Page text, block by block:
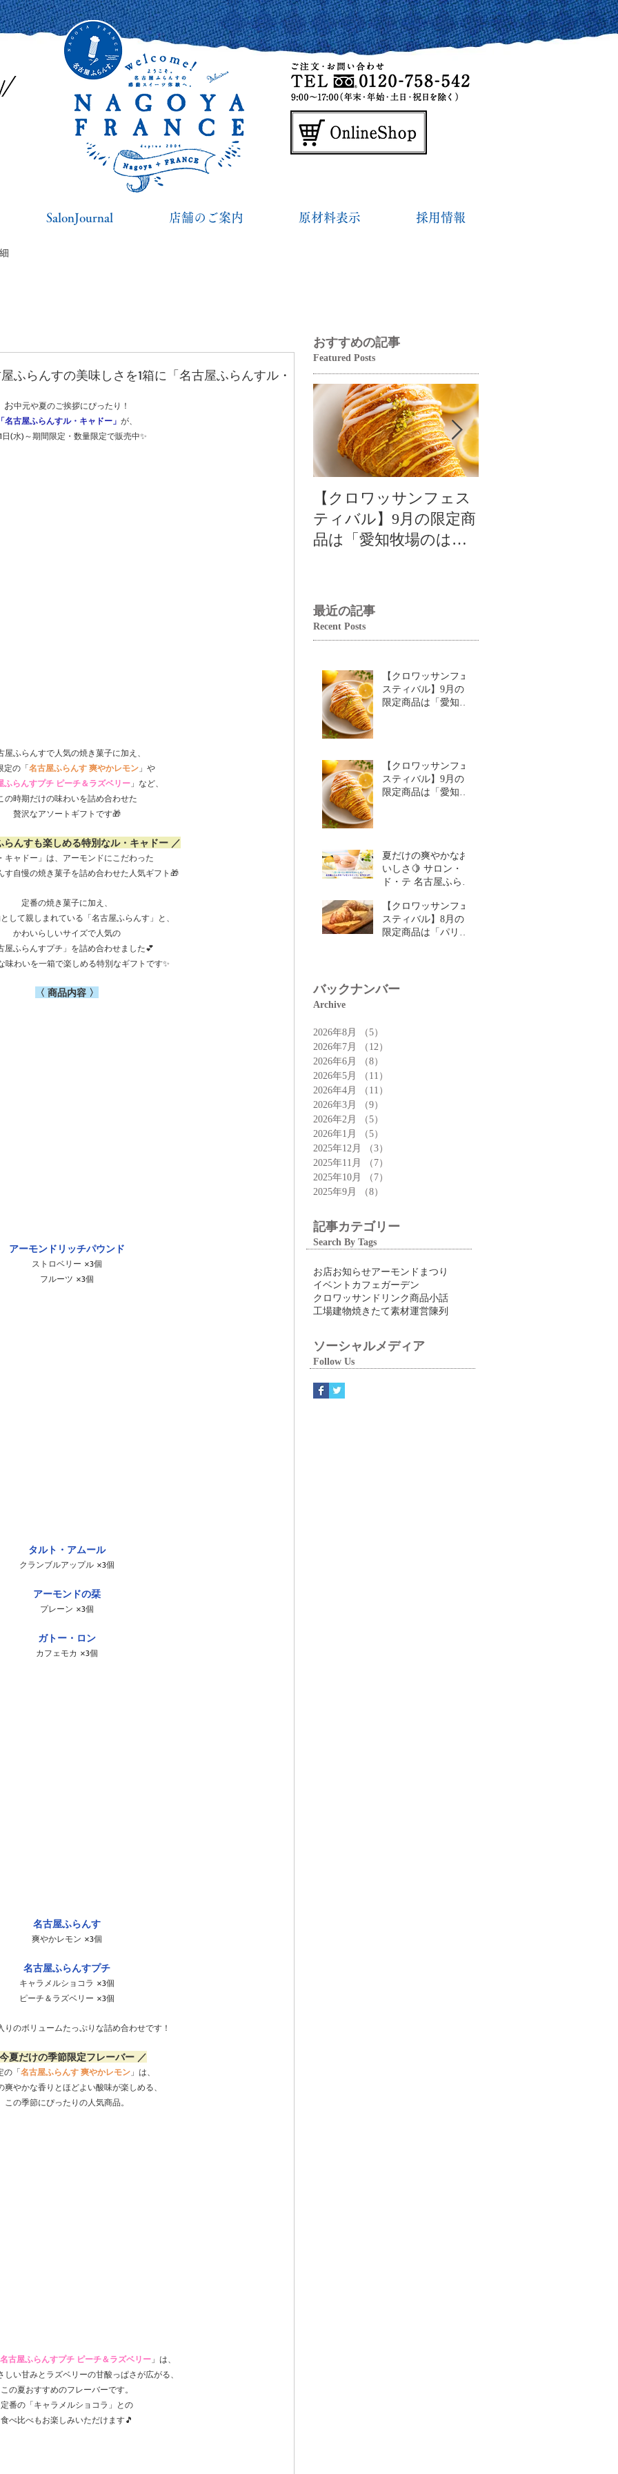
SalonJournal 店舗のご案内 原材料表示 採用情報
ふらんすの美味しさを1箱に「名古屋ふらんすル・
お中元や夏のご挨拶にぴったり！
「名古屋ふらんすル・キャドー」 が、
日(水)～期間限定・数量限定で販売中✨
屋ふらんすで人気の焼き菓子に加え、
定の「名古屋ふらんす 爽やかレモン」や
ふらんすプチ ピーチ＆ラズベリー」など、
の時期だけの味わいを詰め合わせた
贅沢なアソートギフトです🎁
らんすも楽しめる特別なル・キャドー ／
キャドー」は、アーモンドにこだわった
す自慢の焼き菓子を詰め合わせた人気ギフト🎁
定番の焼き菓子に加え、
して親しまれている「名古屋ふらんす」と、
かわいらしいサイズで人気の
屋ふらんすプチ」を詰め合わせました💕
味わいを一箱で楽しめる特別なギフトです✨
〈 商品内容 〉
アーモンドリッチパウンド
ストロベリー ×3個
フルーツ ×3個
タルト・アムール
クランブルアップル ×3個
アーモンドの栞
プレーン ×3個
ガトー・ロン
カフェモカ ×3個
名古屋ふらんす
爽やかレモン ×3個
名古屋ふらんすプチ
キャラメルショコラ ×3個
ピーチ＆ラズベリー ×3個
りのボリュームたっぷりな詰め合わせです！
夏だけの季節限定フレーバー ／
の「名古屋ふらんす 爽やかレモン」は、
爽やかな香りとほどよい酸味が楽しめる、
この季節にぴったりの人気商品。
名古屋ふらんすプチ ピーチ＆ラズベリー」は、
しい甘みとラズベリーの甘酸っぱさが広がる、
この夏おすすめのフレーバーです。
定番の「キャラメルショコラ」との
食べ比べもお楽しみいただけます🎵
おすすめの記事
Featured Posts
【クロワッサンフェス
ティバル】9月の限定商
品は「愛知牧場のはち
最近の記事
Recent Posts
【クロワッサンフェ
スティバル】9月の
限定商品は「愛知牧
【クロワッサンフェ
スティバル】9月の
限定商品は「愛知牧
夏だけの爽やかなお
いしさ🍋 サロン・
ド・テ 名古屋ふらん
特集」
【クロワッサンフェ
スティバル】8月の
限定商品は「パリパ
バックナンバー
Archive
2026年8月 （5）
2026年7月
（12）
2026年6月
（8）
2026年5月
（11）
2026年4月
（11）
2026年3月
（9）
2026年2月
（5）
2026年1月
（5）
2025年12月
（3）
2025年11月
（7）
2025年10月
（7）
2025年9月
（8）
記事カテゴリー
Search By Tags
お店お知らせアーモンドまつり
イベント カフェ ガーデン
クロワッサン ドリンク商品小話
工場建物焼きたて素材運営陳列
ソーシャルメディア
Follow Us